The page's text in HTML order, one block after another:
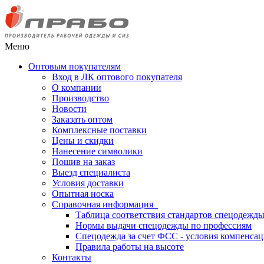
Меню
Оптовым покупателям
Вход в ЛК оптового покупателя
О компании
Производство
Новости
Заказать оптом
Комплексные поставки
Цены и скидки
Нанесение символики
Пошив на заказ
Выезд специалиста
Условия доставки
Опытная носка
Справочная информация
Таблица соответствия стандартов спецодежды
Нормы выдачи спецодежды по профессиям
Спецодежда за счет ФСС - условия
Правила работы на высоте
Контакты